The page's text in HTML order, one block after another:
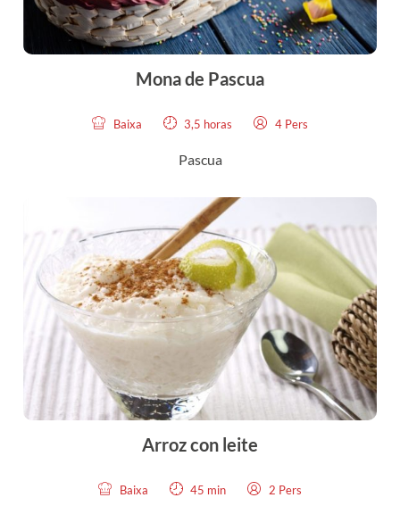
Mona de Pascua
Baixa 3,5 horas 4 Pers
Pascua
Arroz con leite
Baixa 45 min 2 Pers